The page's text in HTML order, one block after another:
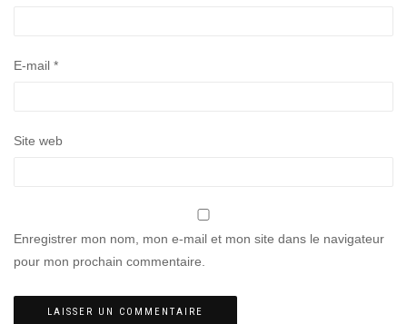
E-mail *
Site web
Enregistrer mon nom, mon e-mail et mon site dans le navigateur
pour mon prochain commentaire.